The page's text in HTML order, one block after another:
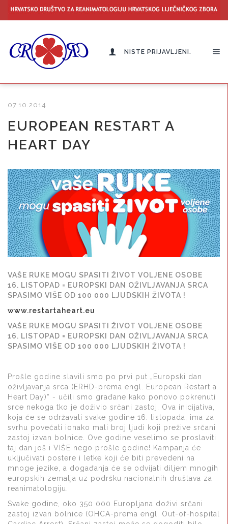
NISTE PRIJAVLJENI.
07.10.2014
EUROPEAN RESTART A
HEART DAY
VAŠE RUKE MOGU SPASITI ŽIVOT VOLJENE OSOBE
16. LISTOPAD = EUROPSKI DAN OŽIVLJAVANJA SRCA
SPASIMO VIŠE OD 100 000 LJUDSKIH ŽIVOTA !
www.restartaheart.eu
VAŠE RUKE MOGU SPASITI ŽIVOT VOLJENE OSOBE
16. LISTOPAD = EUROPSKI DAN OŽIVLJAVANJA SRCA
SPASIMO VIŠE OD 100 000 LJUDSKIH ŽIVOTA !
Prošle godine slavili smo po prvi put „Europski dan
oživljavanja srca (ERHD-prema engl. European Restart a
Heart Day)“ - učili smo građane kako ponovo pokrenuti
srce nekoga tko je doživio srčani zastoj. Ova inicijativa,
koja će se održavati svake godine 16. listopada, ima za
svrhu povećati ionako mali broj ljudi koji prežive srčani
zastoj izvan bolnice. Ove godine veselimo se proslaviti
taj dan još i VIŠE nego prošle godine! Kampanja će
uključivati postere i letke koji će biti prevedeni na
mnoge jezike, a događanja će se odvijati diljem mnogih
europskih zemalja uz podršku nacionalnih društava za
reanimatologiju.
Svake godine, oko 350 000 Europljana doživi srčani
zastoj izvan bolnice (OHCA-prema engl. Out-of-hospital